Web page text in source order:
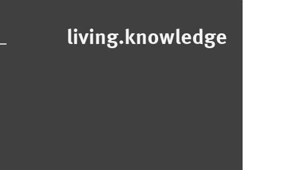
living.knowledge